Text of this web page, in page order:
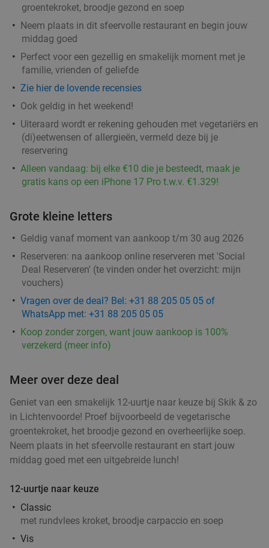
bij SPAR City Zutphen
Vandaag Morgen Ma Di Wo Do
Vr
SPAR city Zutphen
9.8
Zutphen 27 min.
Verkocht: 149
Lunch voor 2 bij Fletcher Hotels
Fletcher Hotels
Verkocht: 4.878
groentekroket, broodje gezond en soep
Neem plaats in dit sfeervolle restaurant en begin jouw
middag goed
Perfect voor een gezellig en smakelijk moment met je
familie, vrienden of geliefde
Zie hier de lovende recensies
Ook geldig in het weekend!
Uiteraard wordt er rekening gehouden met vegetariërs en
(di)eetwensen of allergieën, vermeld deze bij je
reservering
Alleen vandaag: bij elke €10 die je besteedt, maak je
gratis kans op een iPhone 17 Pro t.w.v. €1.329!
Grote kleine letters
Geldig vanaf moment van aankoop t/m 30 aug 2026
Reserveren: na aankoop online reserveren met 'Social
Deal Reserveren' (te vinden onder het overzicht: mijn
vouchers)
Vragen over de deal? Bel: +31 88 205 05 05 of
WhatsApp met: +31 88 205 05 05
Koop zonder zorgen, want jouw aankoop is 100%
verzekerd (meer info)
Meer over deze deal
Geniet van een smakelijk 12-uurtje naar keuze bij Skik & zo
in Lichtenvoorde! Proef bijvoorbeeld de vegetarische
groentekroket, het broodje gezond en overheerlijke soep.
Neem plaats in het sfeervolle restaurant en start jouw
middag goed met een uitgebreide lunch!
12-uurtje naar keuze
Classic
met rundvlees kroket, broodje carpaccio en soep
Vis